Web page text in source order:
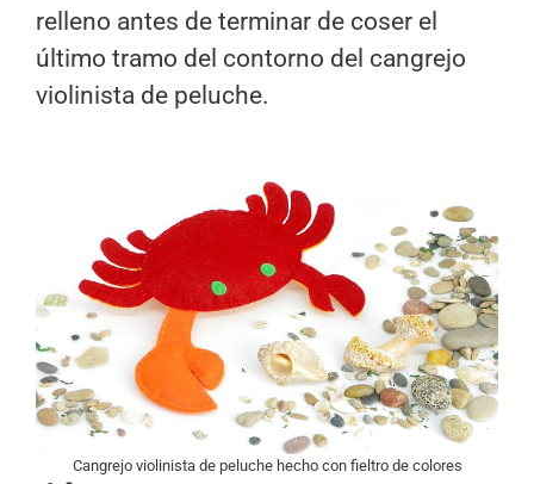
relleno antes de terminar de coser el
último tramo del contorno del cangrejo
violinista de peluche.
Cangrejo violinista de peluche hecho con fieltro de colores